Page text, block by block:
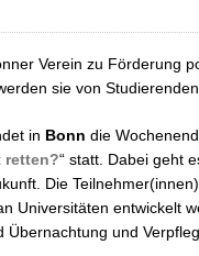
Verein zu Förderung
sie von
in Bonn die
retten?“ statt. Dabei geht
Die
Universitäten entwickelt
und